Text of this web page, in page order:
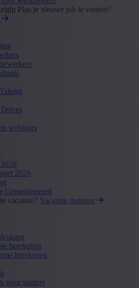
Plus je nieuwe job te vinden?
Drives
webinars
2026
Gepassioneerd
vacature? Vacature insturen
berekenen
berekenen
voor starters